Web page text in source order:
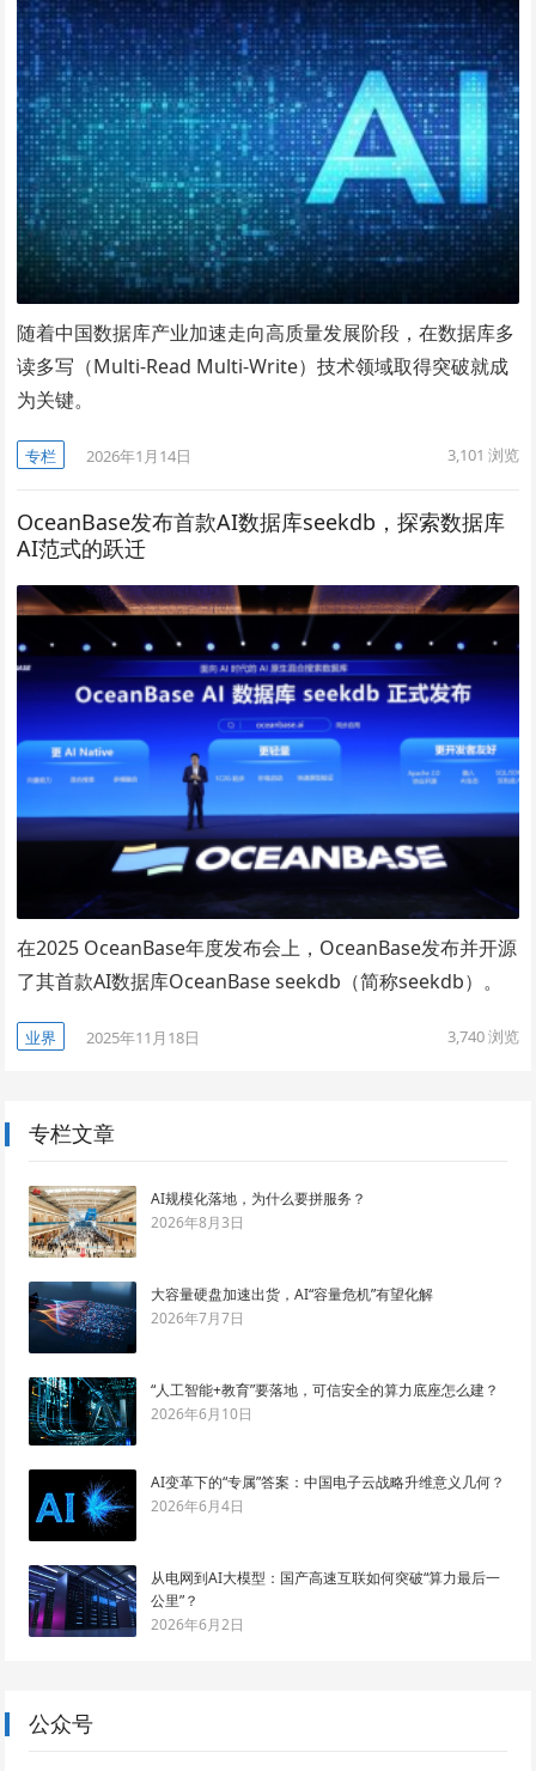
随着中国数据库产业加速走向高质量发展阶段，在数据库多
读多写（Multi-Read Multi-Write）技术领域取得突破就成
为关键。
专栏 2026年1月14日 3,101 浏览
OceanBase发布首款AI数据库seekdb，探索数据库
AI范式的跃迁
在2025 OceanBase年度发布会上，OceanBase发布并开源
了其首款AI数据库OceanBase seekdb（简称seekdb）。
业界 2025年11月18日 3,740浏览
专栏文章
AI规模化落地，为什么要拼服务？
2026年8月3日
大容量硬盘加速出货，AI“容量危机”有望化解
2026年7月7日
“人工智能+教育”要落地，可信安全的算力底座怎么建？
2026年6月10日
AI变革下的“专属”答案：中国电子云战略升维意义几何？
2026年6月4日
从电网到AI大模型：国产高速互联如何突破“算力最后一
公里”？
2026年6月2日
公众号